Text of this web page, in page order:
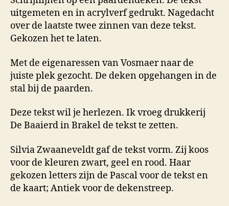
uitgemeten en in acrylverf gedrukt. Nagedacht
over de laatste twee zinnen van deze tekst.
Gekozen het te laten.
Met de eigenaressen van Vosmaer naar de
juiste plek gezocht. De deken opgehangen in de
stal bij de paarden.
Deze tekst wil je herlezen. Ik vroeg drukkerij
De Baaierd in Brakel de tekst te zetten.
Silvia Zwaaneveldt gaf de tekst vorm. Zij koos
voor de kleuren zwart, geel en rood. Haar
gekozen letters zijn de Pascal voor de tekst en
de kaart; Antiek voor de dekenstreep.